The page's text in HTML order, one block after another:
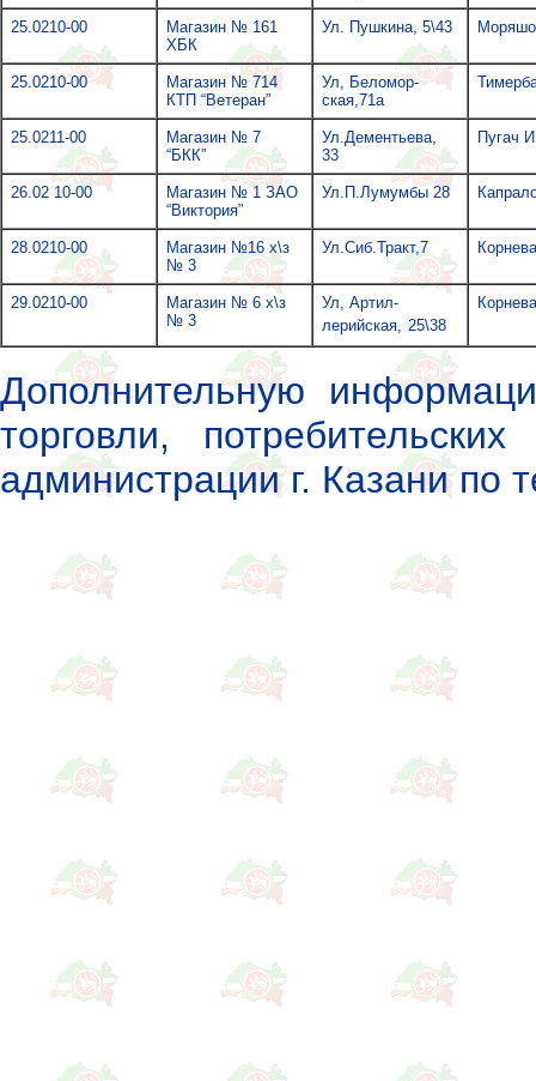
25.0210-00
Магазин № 161
ХБК
Ул. Пушкина, 5\43
25.0210-00
Магазин № 714
КТП “Ветеран”
Ул, Беломор-
ская,71а
25.0211-00
Магазин № 7
“БКК”
Ул.Дементьева,
33
Пугач
26.02 10-00
Магазин № 1 ЗАО
“Виктория”
Ул.П.Лумумбы 28
28.0210-00
Магазин №16 х\з
№ 3
Ул.Сиб.Тракт,7
29.0210-00
Магазин № 6 х\з
№ 3
Ул, Артил-
лерийская,
25\38
Дополнительную
торговли,
администрации г. Казани по